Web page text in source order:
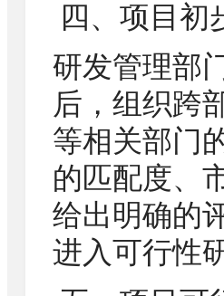
四、项目初
研发管理部
后，组织跨
等相关部门
的匹配度、
给出明确的
进入可行性